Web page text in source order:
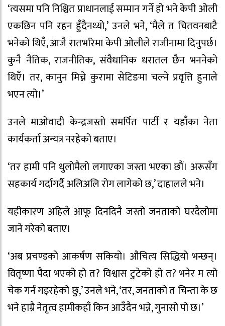
‘त्यसमा पनि निश्चित प्राधानलाई सम्मान गर्ने हो भने केपी ओली
एकछिन पनि रहन हुँदैनथ्यो,’ उनले भने, ‘मैले त चितवनबाटै
भनेको थिएँ, आजै रातभरिमा केपी ओलीले राजीनामा दिनुपर्छ।
कुनै नैतिक, राजनीतिक, संवैधानिक धरातल छैन भननेको
थिएँ। तर, कानुन मिच्ने कुरामा सेटिङमा चल्ने प्रवृत्ति हुनाले
भएन त्यो।’
उनले माओवादी केन्द्रजस्तो समर्पित पार्टी र यहाँका नेता
कार्यकर्ता अन्यत्र नरहेको बताए।
‘तर हामी पनि धुलोमैलो लगाएका जस्ता भएका छौं। अरूसँग
सहकार्य गर्दागर्दै अलिअलि रोग लागेको छ,’ दाहालले भने।
यहीकारण अहिले आफू दिनदिनै जस्तो जनताको घरदैलोमा
जाने गरेको बताए।
‘अब प्रचण्डको आकर्षण सकियो। औचित्य सिद्धियो भन्छन्।
वितृष्णा पैदा भएको हो त? विश्वास टुटेको हो त? भनेर म त्यो
चेक गर्न गइरहेको छु,’ उनले भने, ‘तर, जनताको त चिन्ता के छ
भने हाम्रै नेतृत्व हामीकहाँ किन आउँदैन भन्ने, गुनासो पो छ।’